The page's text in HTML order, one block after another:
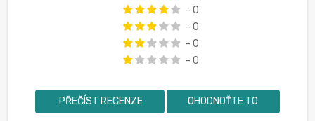
- 0
- 0
- 0
- 0
PŘEČÍST RECENZE OHODNOŤTE TO